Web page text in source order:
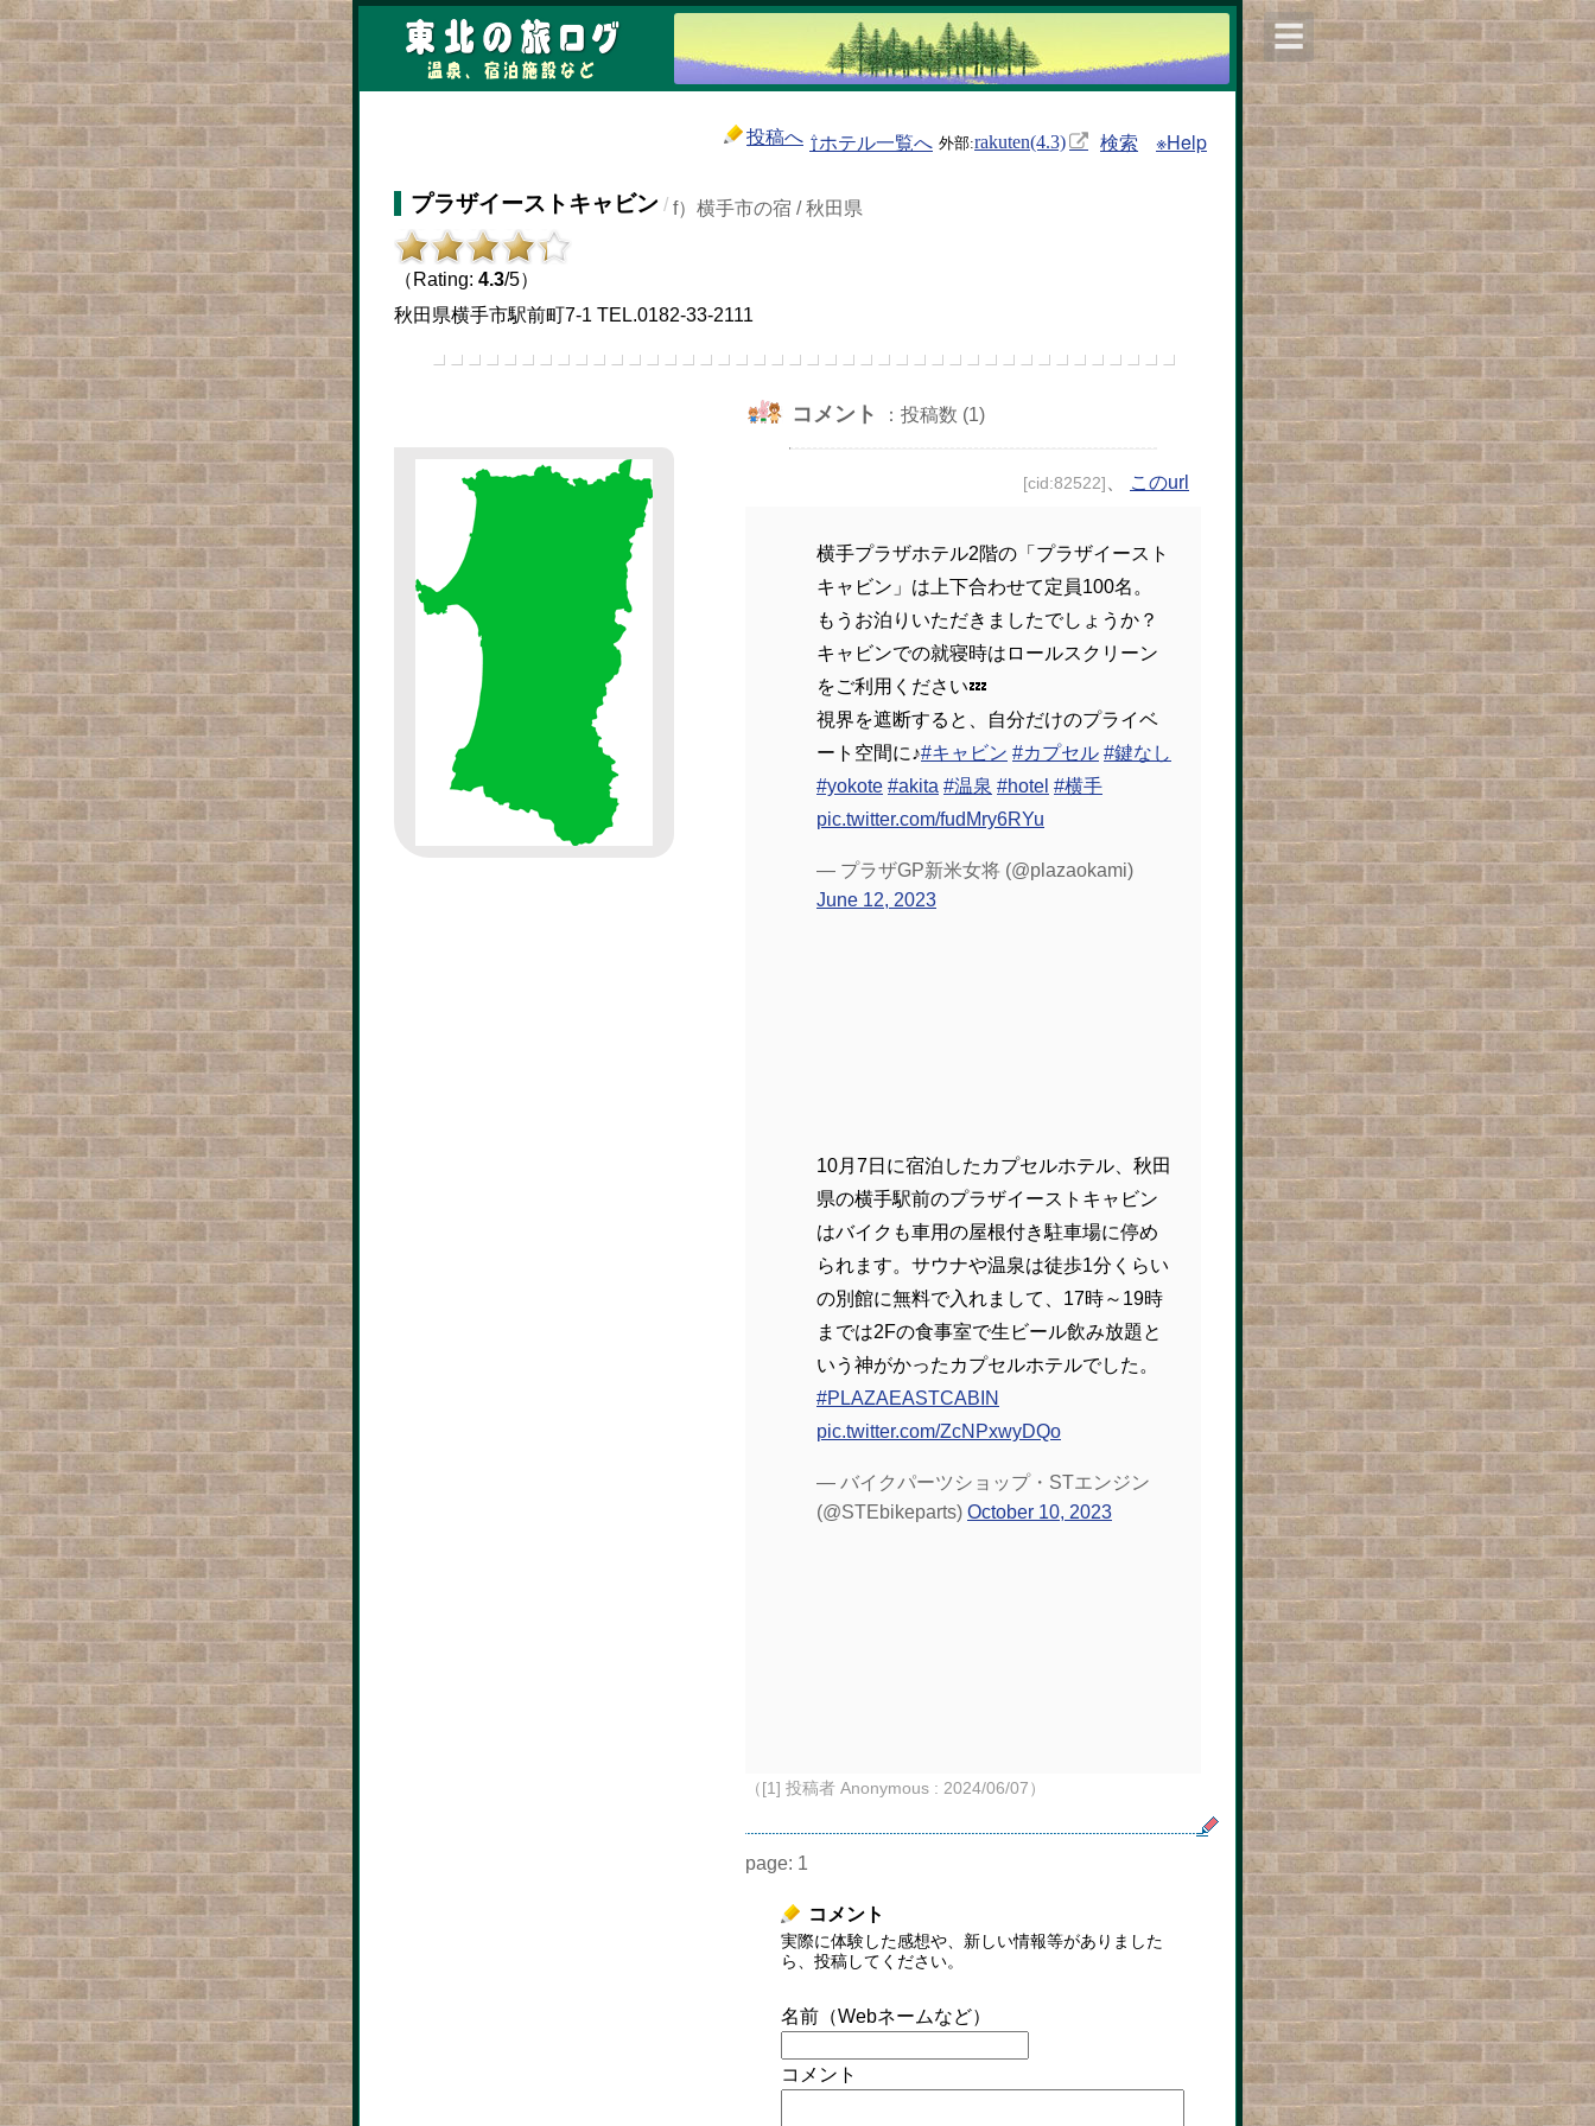
投稿へ ⇧ホテル一覧へ rakuten(4.3) 検索 ※Help
プラザイーストキャビン / f）横手市の宿 / 秋田県
（Rating: 4.3/5）
秋田県横手市駅前町7-1 TEL.0182-33-2111
コメント ：投稿数 (1)
[cid:82522] このurl
横手プラザホテル2階の「プラザイースト
キャビン」は上下合わせて定員100名。
もうお泊りいただきましたでしょうか？
キャビンでの就寝時はロールスクリーン
をご利用ください💤
視界を遮断すると、自分だけのプライベ
ート空間に♪#キャビン #カプセル #鍵なし
#yokote #akita #温泉 #hotel #横手
pic.twitter.com/fudMry6RYu
— プラザGP新米女将 (@plazaokami)
June 12, 2023
10月7日に宿泊したカプセルホテル、秋田
県の横手駅前のプラザイーストキャビン
はバイクも車用の屋根付き駐車場に停め
られます。サウナや温泉は徒歩1分くらい
の別館に無料で入れまして、17時～19時
までは2Fの食事室で生ビール飲み放題と
いう神がかったカプセルホテルでした。
#PLAZAEASTCABIN
pic.twitter.com/ZcNPxwyDQo
— バイクパーツショップ・STエンジン
(@STEbikeparts) October 10, 2023
（[1] 投稿者 Anonymous : 2024/06/07）
page: 1
コメント
実際に体験した感想や、新しい情報等がありました
ら、投稿してください。
名前（Webネームなど）
コメント
☰